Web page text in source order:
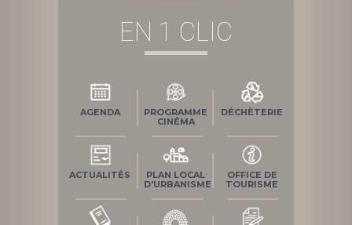
EN 1 CLIC
AGENDA
PROGRAMME
CINÉMA
DÉCHÈTERIE
ACTUALITÉS
PLAN LOCAL
D'URBANISME
OFFICE DE
TOURISME